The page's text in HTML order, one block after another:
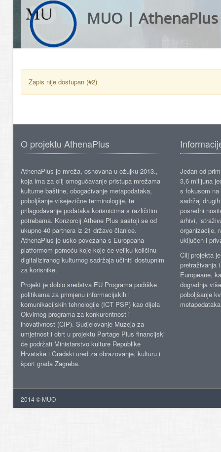
MUO | AthenaPlus
Zapis nije dostupan (#2)
O projektu AthenaPlus
AthenaPlus je mreža, osnovana u ožujku 2013.,
koja ima za cilj omogućavanje pristupa mrežama
kulturne baštine, obogaćivanje metapodataka,
poboljšanje višejezične terminologije, te
prilagođavanje podataka korisnicima s različitim
potrebama. Konzorcij Athene Plus sastoji se od
ukupno 40 partnera iz 21 države članice.
AthenaPlus je usko povezana s Europeana
platformom pomoću koje koje će veliku količinu
digitaliziranog kulturnog sadržaja učiniti dostupnim
za korisnike.
Projekt je dobio sredstva EU Programa podrške
politikama za primjenu informacijskih i
komunikacijskih tehnologije (ICT PSP) kao dijela
Okvirnog programa za konkurentnost i
inovativnost (CIP). Sudjelovanje Muzeja za
umjetnost i obrt u projektu Partage Plus financijski
će podržati Ministarstvo kulture Republike
Hrvatske i Gradski ured za obrazovanje, kulturu i
šport grada Zagreba.
Jedan od
3,6 milijuna
s fokusom
sadržaj
posredni
arhivi,
organizacije,
uključen i
Cilj projekta
pretraživanja
Europeane,
dogradnja
poboljšanje
2014 © MUO